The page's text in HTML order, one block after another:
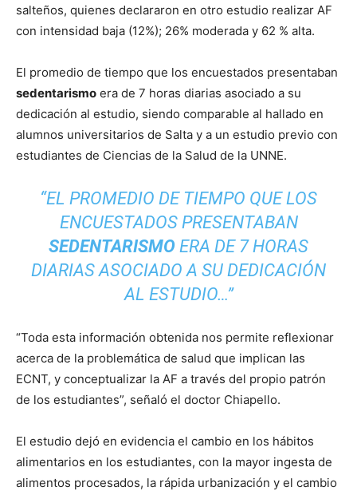
salteños, quienes declararon en otro estudio realizar AF
con intensidad baja (12%); 26% moderada y 62 % alta.
El promedio de tiempo que los encuestados presentaban
sedentarismo era de 7 horas diarias asociado a su
dedicación al estudio, siendo comparable al hallado en
alumnos universitarios de Salta y a un estudio previo con
estudiantes de Ciencias de la Salud de la UNNE.
“EL PROMEDIO DE TIEMPO QUE LOS
ENCUESTADOS PRESENTABAN
SEDENTARISMO ERA DE 7 HORAS
DIARIAS ASOCIADO A SU DEDICACIÓN
AL ESTUDIO…”
“Toda esta información obtenida nos permite reflexionar
acerca de la problemática de salud que implican las
ECNT, y conceptualizar la AF a través del propio patrón
de los estudiantes”, señaló el doctor Chiapello.
El estudio dejó en evidencia el cambio en los hábitos
alimentarios en los estudiantes, con la mayor ingesta de
alimentos procesados, la rápida urbanización y el cambio